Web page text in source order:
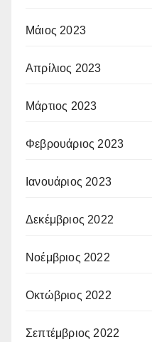
Μάιος 2023
Απρίλιος 2023
Μάρτιος 2023
Φεβρουάριος 2023
Ιανουάριος 2023
Δεκέμβριος 2022
Νοέμβριος 2022
Οκτώβριος 2022
Σεπτέμβριος 2022